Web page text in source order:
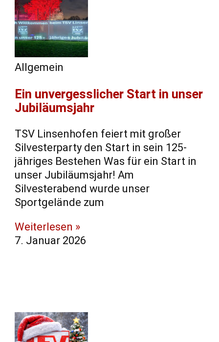
Allgemein
Ein unvergesslicher Start in unser
Jubiläumsjahr
TSV Linsenhofen feiert mit großer
Silvesterparty den Start in sein 125-
jähriges Bestehen Was für ein Start in
unser Jubiläumsjahr! Am
Silvesterabend wurde unser
Sportgelände zum
Weiterlesen »
7. Januar 2026